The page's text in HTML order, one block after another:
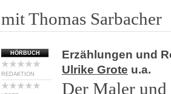
Thomas Sarbacher
HÖRBUCH
REDAKTION
Erzählungen und
Ulrike Grote u.a.
Der Maler und